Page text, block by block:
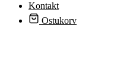
Kontakt
Ostukorv